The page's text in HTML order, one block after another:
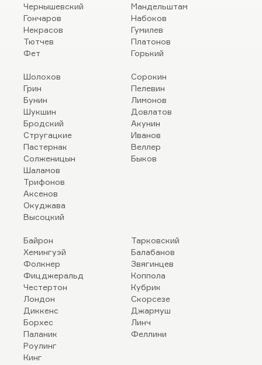
Чернышевский
Гончаров
Некрасов
Тютчев
Фет
Мандельштам
Набоков
Гумилев
Платонов
Горький
Шолохов
Грин
Бунин
Шукшин
Бродский
Стругацкие
Пастернак
Солженицын
Шаламов
Трифонов
Аксенов
Окуджава
Высоцкий
Сорокин
Пелевин
Лимонов
Довлатов
Акунин
Иванов
Веллер
Быков
Байрон
Хемингуэй
Фолкнер
Фицджеральд
Честертон
Лондон
Диккенс
Борхес
Паланик
Роулинг
Кинг
Тарковский
Балабанов
Звягинцев
Коппола
Кубрик
Скорсезе
Джармуш
Линч
Феллини